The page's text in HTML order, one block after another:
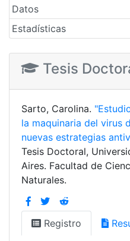
Datos
Estadísticas
Tesis
Sarto, Carolina.
la maquinaria del virus
nuevas estrategias
Tesis Doctoral,
Aires. Facultad de
Naturales.
Registro